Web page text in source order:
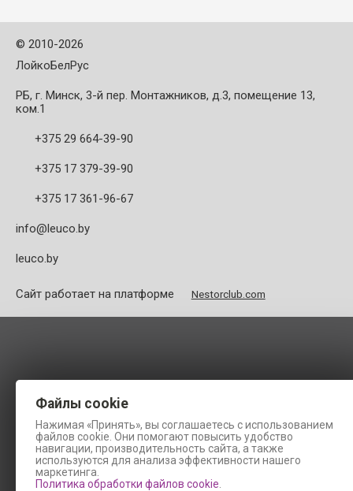
древесно-стружечных ...
© 2010-2026
ЛойкоБелРус
РБ, г. Минск, 3-й пер. Монтажников, д.3, помещение 13,
ком.1
+375 29 664-39-90
+375 17 379-39-90
+375 17 361-96-67
info@leuco.by
leuco.by
Сайт работает на платформе Nestorclub.com
Файлы cookie
Нажимая «Принять», вы соглашаетесь с использованием
файлов cookie. Они помогают повысить удобство
навигации, производительность сайта, а также
используются для анализа эффективности нашего
маркетинга.
Политика обработки файлов cookie